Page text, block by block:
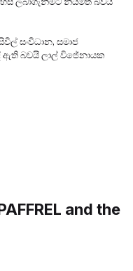
සංවිධාන, සමාජ
ඇති බවයි ලාල් විජේනායක
and the